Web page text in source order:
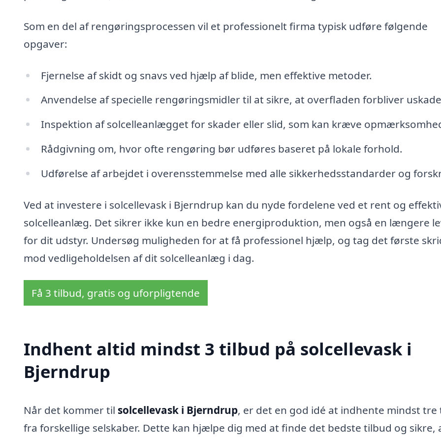
Som en del af rengøringsprocessen vil et professionelt firma typisk udføre følgende
opgaver:
Fjernelse af skidt og snavs ved hjælp af blide, men effektive metoder.
Anvendelse af specielle rengøringsmidler til at sikre, at overfladen forbliver
Inspektion af solcelleanlægget for skader eller slid, som kan kræve
Rådgivning om, hvor ofte rengøring bør udføres baseret på lokale forhold.
Udførelse af arbejdet i overensstemmelse med alle sikkerhedsstandarder og
Ved at investere i solcellevask i Bjerndrup kan du nyde fordelene ved et rent og
solcelleanlæg. Det sikrer ikke kun en bedre energiproduktion, men også en længere
for dit udstyr. Undersøg muligheden for at få professionel hjælp, og tag det første
mod vedligeholdelsen af dit solcelleanlæg i dag.
Få 3 tilbud, gratis og uforpligtende
Indhent altid mindst 3 tilbud på solcellevask i
Bjerndrup
Når det kommer til solcellevask i Bjerndrup, er det en god idé at indhente mindst tre
fra forskellige selskaber. Dette kan hjælpe dig med at finde det bedste tilbud og sikre,